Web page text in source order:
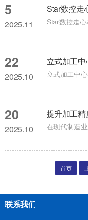
5
2025.11
22
2025.10
立式加工
20
2025.10
提升加工
首页
联系我们